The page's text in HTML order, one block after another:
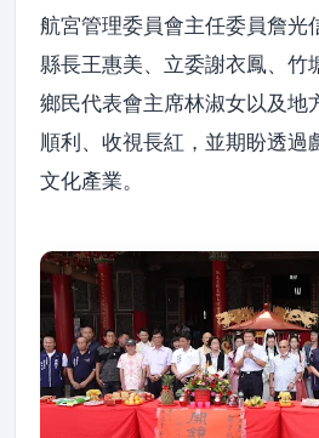
航宮管理委員會主任委員詹光
縣長王惠美、立委謝衣鳳、竹
鄉民代表會主席林淑女以及地
順利、收視長紅，並期盼透過
文化產業。